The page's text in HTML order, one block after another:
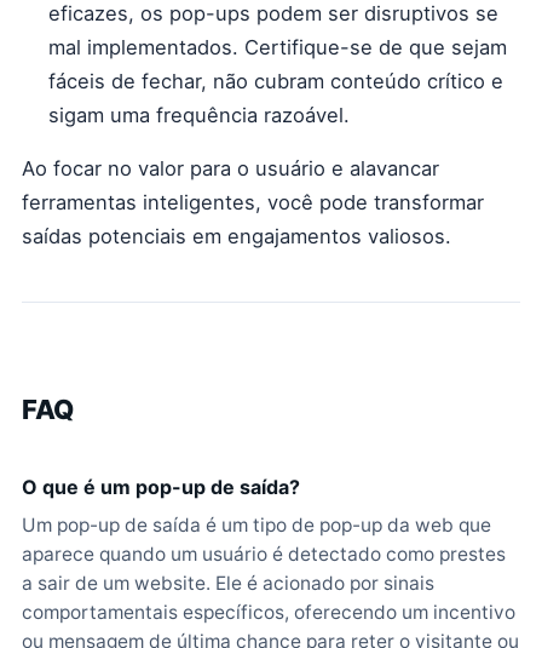
eficazes, os pop-ups podem ser disruptivos se
mal implementados. Certifique-se de que sejam
fáceis de fechar, não cubram conteúdo crítico e
sigam uma frequência razoável.
Ao focar no valor para o usuário e alavancar
ferramentas inteligentes, você pode transformar
saídas potenciais em engajamentos valiosos.
FAQ
O que é um pop-up de saída?
Um pop-up de saída é um tipo de pop-up da web que
aparece quando um usuário é detectado como prestes
a sair de um website. Ele é acionado por sinais
comportamentais específicos, oferecendo um incentivo
ou mensagem de última chance para reter o visitante ou